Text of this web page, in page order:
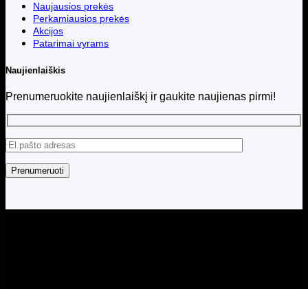
Naujausios prekės
Perkamiausios prekės
Akcijos
Patarimai vyrams
Naujienlaiškis
Prenumeruokite naujienlaiškį ir gaukite naujienas pirmi!